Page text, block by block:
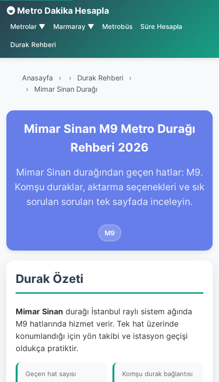
🚇 Metro Dakika Hesapla
Metrolar ▼ Marmaray ▼ Metrobüs Süre Hesapla
Durak Rehberi
Anasayfa › Durak Rehberi
›
Mimar Sinan Durağı
Mimar Sinan M9 Metro Durağı
Rehberi 2026
Mimar Sinan durağından geçen hatlar: M9.
Komşu duraklar, aktarma seçenekleri ve sık
sorulan soruları tek sayfada inceleyin.
M9
Durak Özeti
Mimar Sinan durağı İstanbul raylı sistem ağında
M9 hatlarında hizmet verir. Tek hat üzerinde
konumlandığı için yön takibi ve istasyon geçişi
oldukça pratiktir.
Geçen hat sayısı Komşu durak bağlantısı